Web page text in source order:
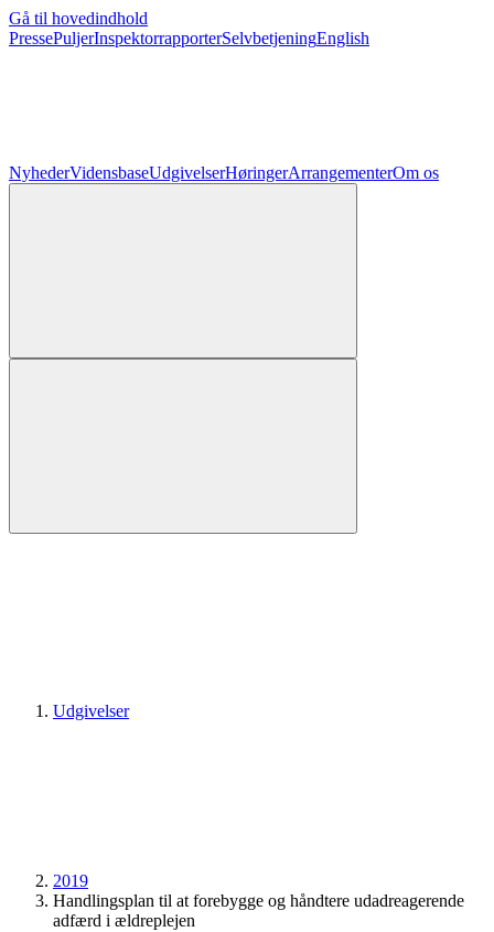
Gå til hovedindhold
PressePuljerInspektorrapporterSelvbetjeningEnglish
NyhederVidensbaseUdgivelserHøringerArrangementerOm os
Udgivelser
2019
Handlingsplan til at forebygge og håndtere udadreagerende
adfærd i ældreplejen